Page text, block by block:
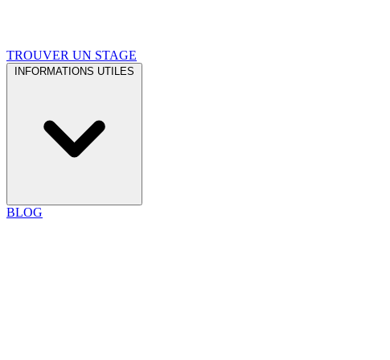
TROUVER UN STAGE
INFORMATIONS UTILES
BLOG